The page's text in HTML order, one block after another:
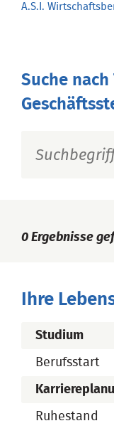
A.S.I.
Suche
0 Ergebnisse
Ihre
Studium
Berufsstart
Ruhestand